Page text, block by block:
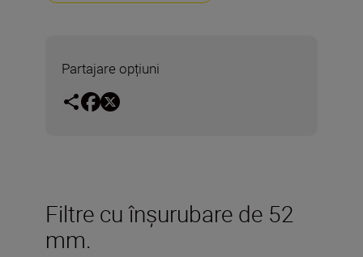
Partajare opțiuni
Filtre cu înşurubare de 52
mm.